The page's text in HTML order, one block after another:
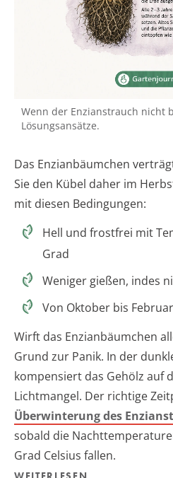
Wenn der Enzianstrauch nicht
Lösungsansätze.
Das Enzianbäumchen
Sie den Kübel daher im
mit diesen Bedingungen:
Hell und frostfrei mit
Grad
Weniger gießen, indes
Von Oktober bis
Wirft das Enzianbäumchen
Grund zur Panik. In der
kompensiert das Gehölz auf
Lichtmangel. Der richtige
Überwinterung des
sobald die
Grad Celsius fallen.